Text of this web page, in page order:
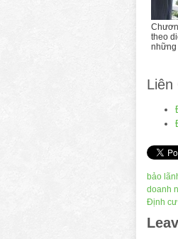
theo
những
Liên
bảo
doanh
Định cư